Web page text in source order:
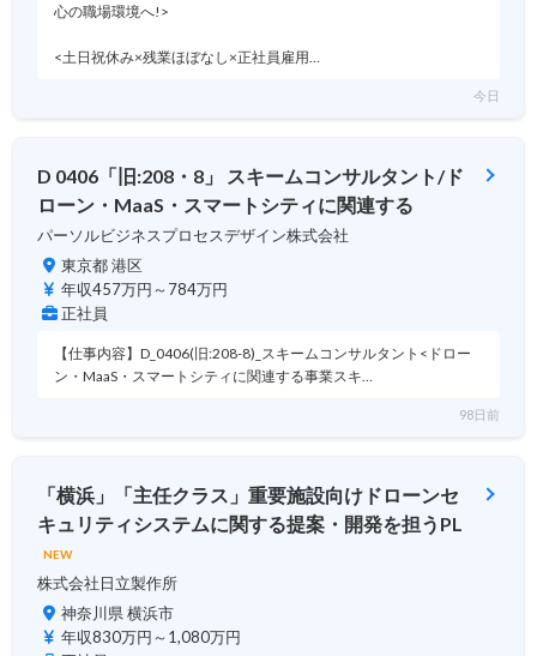
心の職場環境へ!>
<土日祝休み×残業ほぼなし×正社員雇用…
今日
D 0406「旧:208・8」 スキームコンサルタント/ド
ローン・MaaS・スマートシティに関連する
パーソルビジネスプロセスデザイン株式会社
東京都 港区
年収457万円～784万円
正社員
【仕事内容】D_0406(旧:208-8)_スキームコンサルタント<ドロー
ン・MaaS・スマートシティに関連する事業スキ…
98日前
「横浜」「主任クラス」重要施設向けドローンセ
キュリティシステムに関する提案・開発を担うPL
NEW
株式会社日立製作所
神奈川県 横浜市
年収830万円～1,080万円